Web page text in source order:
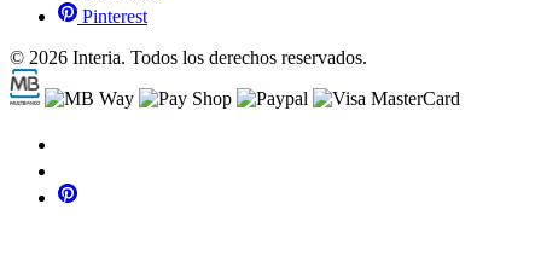
Pinterest
© 2026 Interia. Todos los derechos reservados.